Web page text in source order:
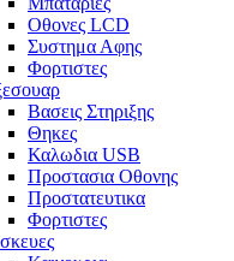
Οθονες LCD
Συστημα Αφης
Φορτιστες
Βασεις Στηριξης
Θηκες
Καλωδια USB
Προστασια Οθονης
Προστατευτικα
Φορτιστες